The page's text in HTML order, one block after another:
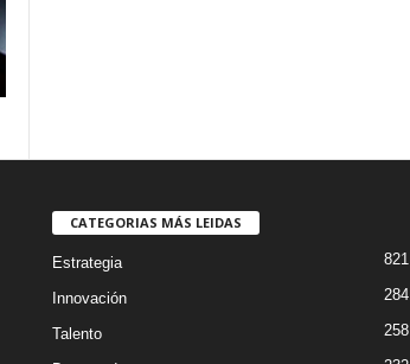
CATEGORIAS MÁS LEIDAS
Estrategia 821
Innovación 284
Talento 258